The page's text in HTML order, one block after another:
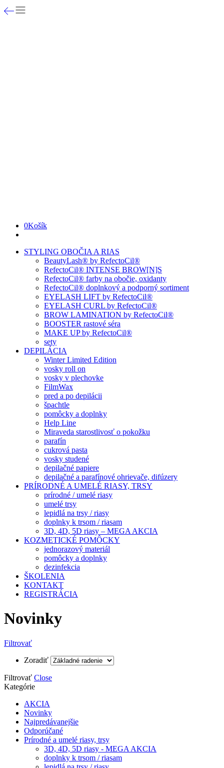
0Košík
STYLING OBOČIA A RIAS
BeautyLash® by RefectoCil®
RefectoCil® INTENSE BROW[N]S
RefectoCil® farby na obočie, oxidanty
RefectoCil® doplnkový a podporný sortiment
EYELASH LIFT by RefectoCil®
EYELASH CURL by RefectoCil®
BROW LAMINATION by RefectoCil®
BOOSTER rastové séra
MAKE UP by RefectoCil®
sety
DEPILÁCIA
Winter Limited Edition
vosky roll on
vosky v plechovke
FilmWax
pred a po depilácii
špachtle
pomôcky a doplnky
Help Line
Miraveda starostlivosť o pokožku
parafín
cukrová pasta
vosky studené
depilačné papiere
depilačné a parafínové ohrievače, difúzery
PRÍRODNÉ A UMELÉ RIASY, TRSY
prírodné / umelé riasy
umelé trsy
lepidlá na trsy / riasy
doplnky k trsom / riasam
3D, 4D, 5D riasy – MEGA AKCIA
KOZMETICKÉ POMÔCKY
jednorazový materiál
pomôcky a doplnky
dezinfekcia
ŠKOLENIA
KONTAKT
REGISTRÁCIA
Novinky
Filtrovať
Zoradiť
Filtrovať Close
Kategórie
AKCIA
Novinky
Najpredávanejšie
Odporúčané
Prírodné a umelé riasy, trsy
3D, 4D, 5D riasy - MEGA AKCIA
doplnky k trsom / riasam